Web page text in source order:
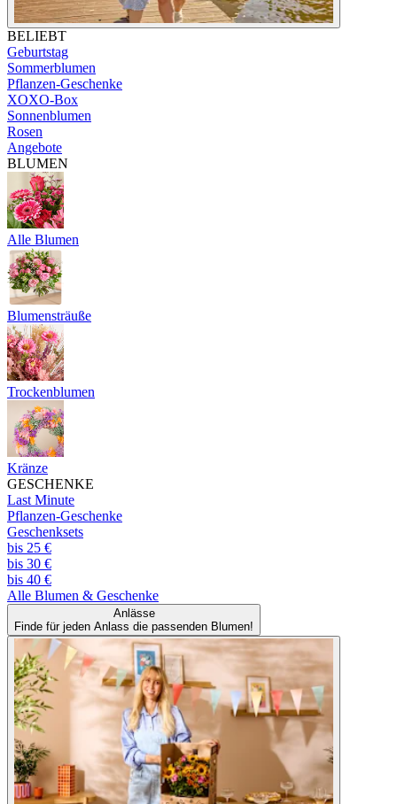
BELIEBT
Geburtstag
Sommerblumen
Pflanzen-Geschenke
XOXO-Box
Sonnenblumen
Rosen
Angebote
BLUMEN
Alle Blumen
Blumensträuße
Trockenblumen
Kränze
GESCHENKE
Last Minute
Pflanzen-Geschenke
Geschenksets
bis 25 €
bis 30 €
bis 40 €
Alle Blumen & Geschenke
Anlässe
Finde für jeden Anlass die passenden Blumen!